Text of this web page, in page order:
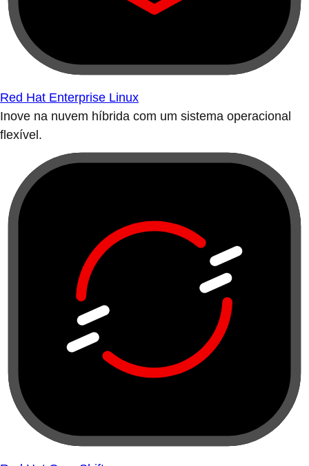
Red Hat Enterprise Linux
Inove na nuvem híbrida com um sistema operacional
flexível.